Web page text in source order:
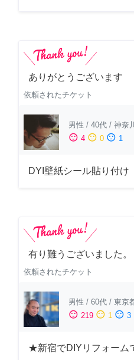
ありがとうございます
依頼されたチケット
男性 / 40代 / 神奈
sentiment_satisfied 4 sentiment_neutral 0 sentiment_dissatisfied 1
DYI壁紙シール貼り付け
有り難うございました。
依頼されたチケット
男性 / 60代 / 東京
sentiment_satisfied 219 sentiment_neutral 1 sentiment_dissatisfied 3
★新宿でDIYリフォーム